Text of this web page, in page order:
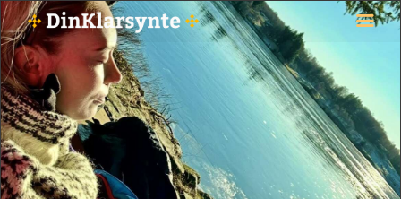
FORSIDE
ASTROLOGI
STJERNETEGN